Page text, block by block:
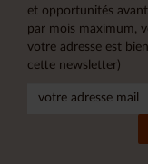
et opportunités
par mois maximum,
votre adresse est
cette newsletter)